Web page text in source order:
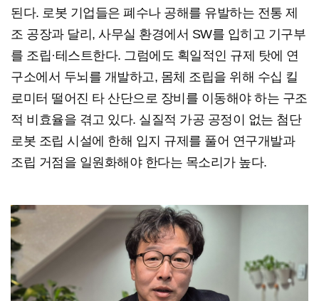
된다. 로봇 기업들은 폐수나 공해를 유발하는 전통 제
조 공장과 달리, 사무실 환경에서 SW를 입히고 기구부
를 조립·테스트한다. 그럼에도 획일적인 규제 탓에 연
구소에서 두뇌를 개발하고, 몸체 조립을 위해 수십 킬
로미터 떨어진 타 산단으로 장비를 이동해야 하는 구조
적 비효율을 겪고 있다. 실질적 가공 공정이 없는 첨단
로봇 조립 시설에 한해 입지 규제를 풀어 연구개발과
조립 거점을 일원화해야 한다는 목소리가 높다.